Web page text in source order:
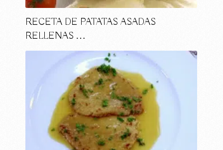
RECETA DE PATATAS ASADAS
RELLENAS …